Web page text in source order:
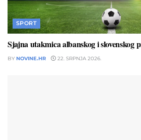
SPORT
Sjajna utakmica albanskog i slovenskog
BY NOVINE.HR 22. SRPNJA 2026.